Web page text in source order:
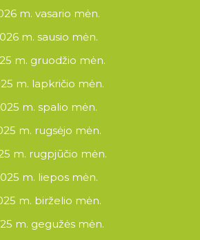
m. vasario mėn.
m. sausio mėn.
m. gruodžio mėn.
m. lapkričio mėn.
m. spalio mėn.
m. rugsėjo mėn.
m. rugpjūčio mėn.
m. liepos mėn.
m. birželio mėn.
m. gegužės mėn.